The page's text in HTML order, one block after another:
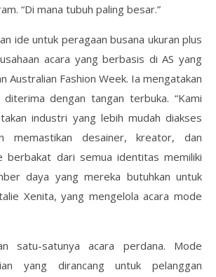
“Di mana tubuh paling besar.”
ide untuk peragaan busana ukuran plus
acara yang berbasis di AS yang
Australian Fashion Week. Ia mengatakan
dengan tangan terbuka. “Kami
industri yang lebih mudah diakses
memastikan desainer, kreator, dan
berbakat dari semua identitas memiliki
daya yang mereka butuhkan untuk
Xenita, yang mengelola acara mode
satu-satunya acara perdana. Mode
yang dirancang untuk pelanggan